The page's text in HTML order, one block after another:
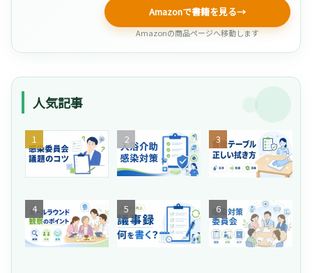
Amazonで書籍を見る→
Amazonの商品ページへ移動します
人気記事
【
介
護
】
ネ
タ
が
そ
の
共
危
な
い
！
【
嚥
下
生
産
性
向